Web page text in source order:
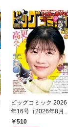
ビッグコミック 2026
年16号（2026年8月7
日発売）
510